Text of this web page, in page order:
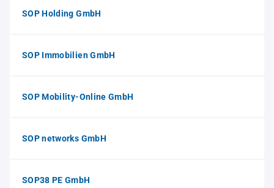
SOP Holding GmbH
SOP Immobilien GmbH
SOP Mobility-Online GmbH
SOP networks GmbH
SOP38 PE GmbH